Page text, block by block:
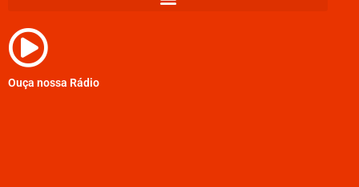
Ouça nossa Rádio